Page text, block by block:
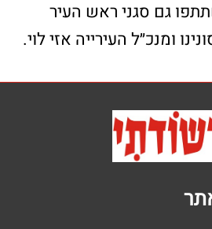
צור קשר
פקס: 1534-6323582
לכתבים יש לפנות
במייל: ladaat1@013net.net​
קידום פלוס -בניית אתרי תדמית לעסקים